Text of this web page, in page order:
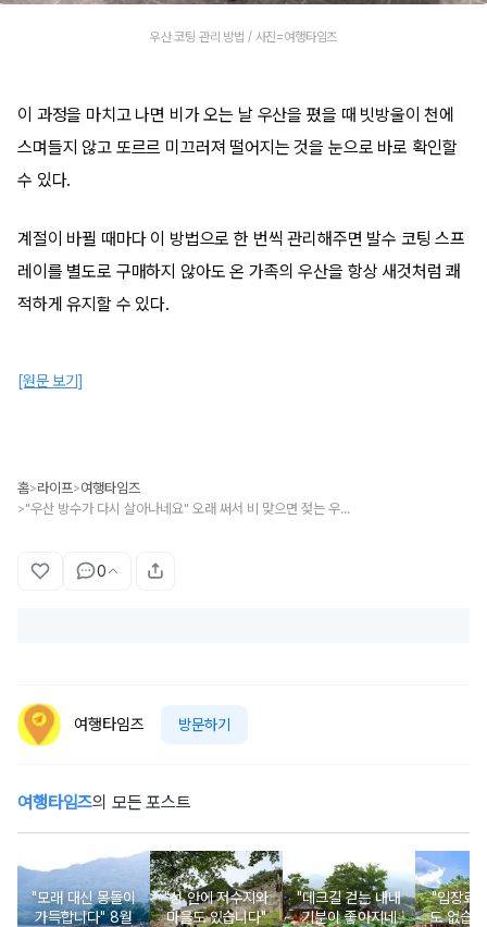
우산 코팅 관리 방법 / 사진=여행타임즈
이 과정을 마치고 나면 비가 오는 날 우산을 폈을 때 빗방울이 천에
스며들지 않고 또르르 미끄러져 떨어지는 것을 눈으로 바로 확인할
수 있다.
계절이 바뀔 때마다 이 방법으로 한 번씩 관리해주면 발수 코팅 스프
레이를 별도로 구매하지 않아도 온 가족의 우산을 항상 새것처럼 쾌
적하게 유지할 수 있다.
[원문 보기]
홈>라이프>여행타임즈
> "우산 방수가 다시 살아나네요" 오래 써서 비 맞으면 젖는 우산 방수 코팅을 집에서 복원하는 방법
0
여행타임즈 방문하기
여행타임즈의 모든 포스트
"모래 대신 몽돌이
가득합니다" 8월
"성 안에 저수지와
마을도 있습니다"
"데크길 걷는 내내
기분이 좋아지네
"입장료
도 없습